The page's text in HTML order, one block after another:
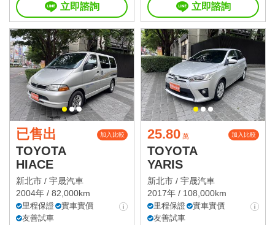
立即諮詢 立即諮詢
已售出 加入比較
TOYOTA
HIACE
新北市 / 宇晟汽車
2004年 / 82,000km
里程保證
實車實價
友善試車
25.80 萬 加入比較
TOYOTA
YARIS
新北市 / 宇晟汽車
2017年 / 108,000km
里程保證
實車實價
友善試車